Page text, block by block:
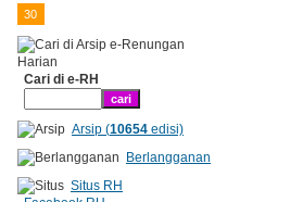
30
Cari di e-RH
Arsip (10654edisi)
Berlangganan
Situs RH